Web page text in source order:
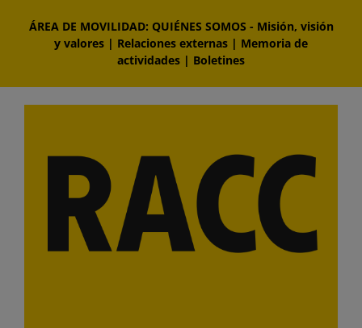
contenido
ÁREA DE MOVILIDAD: QUIÉNES SOMOS - Misión, visión
y valores | Relaciones externas | Memoria de
actividades | Boletines